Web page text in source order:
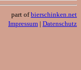
part ofbierschinken.net
Impressum | Datenschutz